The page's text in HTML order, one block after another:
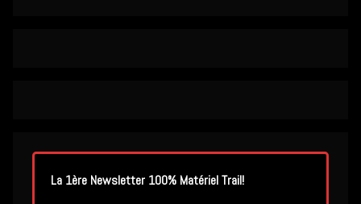
La 1ère Newsletter 100% Matériel Trail!